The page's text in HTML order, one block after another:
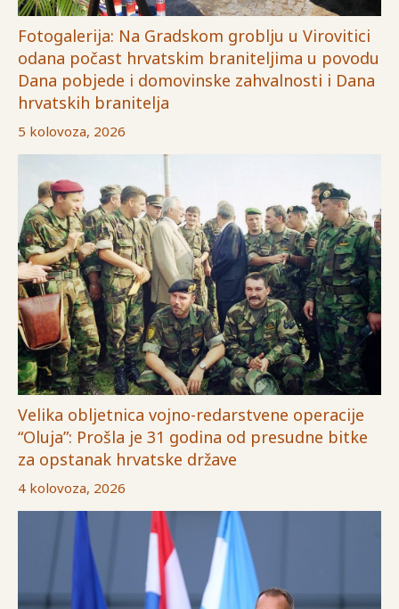
Fotogalerija: Na Gradskom groblju u Virovitici
odana počast hrvatskim braniteljima u povodu
Dana pobjede i domovinske zahvalnosti i Dana
hrvatskih branitelja
5 kolovoza, 2026
Velika obljetnica vojno-redarstvene operacije
“Oluja”: Prošla je 31 godina od presudne bitke
za opstanak hrvatske države
4 kolovoza, 2026